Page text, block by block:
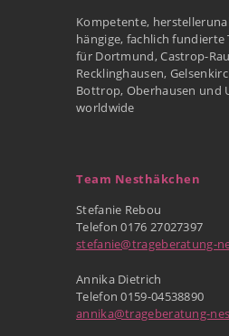
Kompetente,
hängige, fachlich fundierte
für Dortmund, Castrop-
Recklinghausen,
Bottrop, Oberhausen und
worldwide
Team Nesthäkchen
Stefanie Rebou
Telefon 0176 27027397
stefanie@trageberatung-
Annika Dietrich
Telefon 0159-04538890
annika@trageberatung-